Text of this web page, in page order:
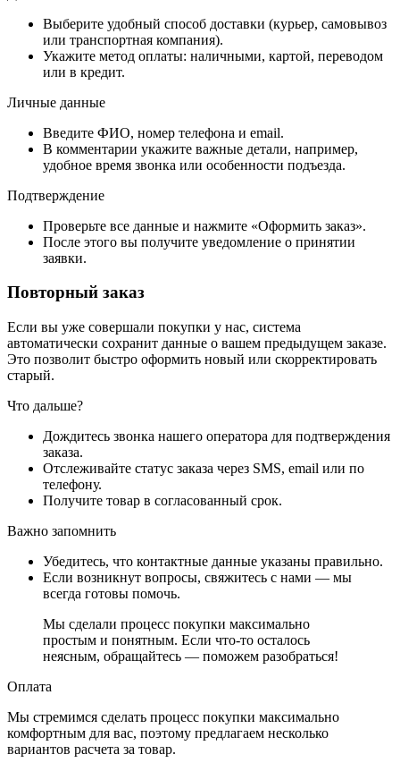
Выберите удобный способ доставки (курьер, самовывоз
или транспортная компания).
Укажите метод оплаты: наличными, картой, переводом
или в кредит.
Личные данные
Введите ФИО, номер телефона и email.
В комментарии укажите важные детали, например,
удобное время звонка или особенности подъезда.
Подтверждение
Проверьте все данные и нажмите «Оформить заказ».
После этого вы получите уведомление о принятии
заявки.
Повторный заказ
Если вы уже совершали покупки у нас, система
автоматически сохранит данные о вашем предыдущем заказе.
Это позволит быстро оформить новый или скорректировать
старый.
Что дальше?
Дождитесь звонка нашего оператора для подтверждения
заказа.
Отслеживайте статус заказа через SMS, email или по
телефону.
Получите товар в согласованный срок.
Важно запомнить
Убедитесь, что контактные данные указаны правильно.
Если возникнут вопросы, свяжитесь с нами — мы
всегда готовы помочь.
Мы сделали процесс покупки максимально
простым и понятным. Если что-то осталось
неясным, обращайтесь — поможем разобраться!
Оплата
Мы стремимся сделать процесс покупки максимально
комфортным для вас, поэтому предлагаем несколько
вариантов расчета за товар.